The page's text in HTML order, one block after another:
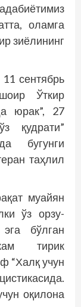
оламга
зиёлининг
сентябрь
Ўткир
юрак”, 27
қудрати”
бугунги
таҳлил
муайян
ўз орзу-
бўлган
тирик
“Халқ учун
оқилона